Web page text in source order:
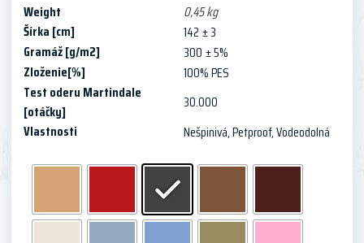
Weight
0,45 kg
Šírka [cm]
142 ± 3
Gramáž [g/m2]
300 ± 5%
Zloženie[%]
100% PES
Test oderu Martindale
[otáčky]
30.000
Vlastnosti
Nešpinivá,Petproof,Vodeodolná